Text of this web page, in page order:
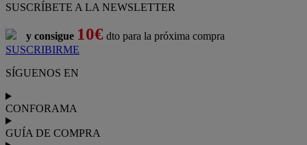
SUSCRÍBETE A LA NEWSLETTER
y consigue 10€ dto para la próxima compra
SUSCRIBIRME
SÍGUENOS EN
CONFORAMA
GUÍA DE COMPRA